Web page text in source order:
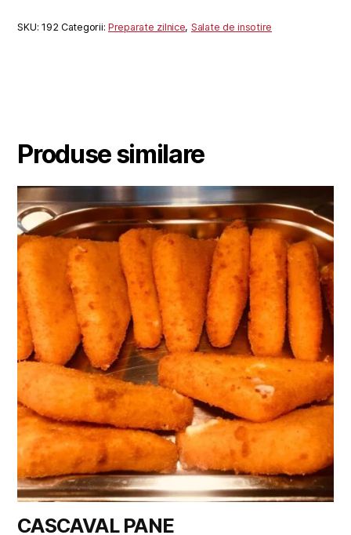
SKU:192 Categorii:Preparate zilnice, Salate de insotire
Produse similare
CASCAVAL PANE